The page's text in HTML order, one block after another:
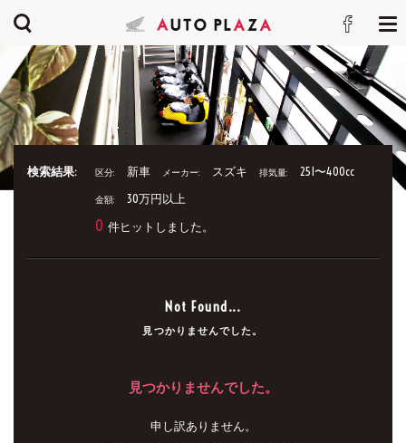
検索結果: 区分: 新車 メーカー: スズキ 排気量: 251〜400cc
金額: 30万円以上
0 件ヒットしました。
Not Found...
見つかりませんでした。
見つかりませんでした。
申し訳ありません。